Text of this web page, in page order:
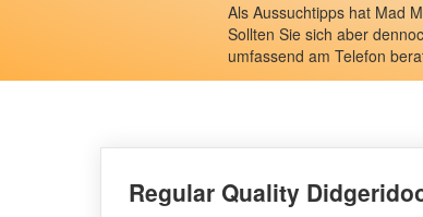
Als Aussuchtipps hat Mad
Sollten Sie sich aber
umfassend am Telefon
Regular Quality